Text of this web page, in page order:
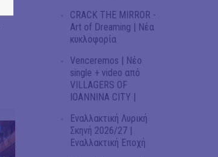
CRACK THE MIRROR -
Art of Dreaming | Νέα
κυκλοφορία
Venceremos | Νέο
single + video από
VILLAGERS OF
IOANNINA CITY |
Εναλλακτική Λυρική
Σκηνή 2026/27 |
Εναλλακτική Εποχή